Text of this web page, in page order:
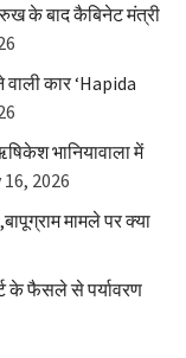
के बाद कैबिनेट मंत्री
कार ‘Hapida
भानियावाला में
2026
मामले पर क्या
के फैसले से पर्यावरण